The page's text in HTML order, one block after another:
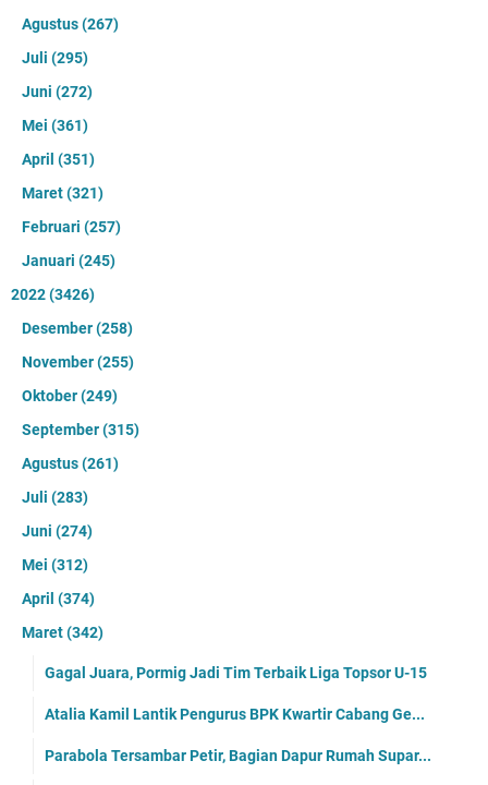
Agustus(267)
Juli (295)
Juni (272)
Mei (361)
April (351)
Maret(321)
Februari (257)
Januari (245)
2022(3426)
Desember(258)
November(255)
Oktober(249)
September(315)
Agustus(261)
Juli (283)
Juni (274)
Mei (312)
April (374)
Maret(342)
Gagal Juara, Pormig Jadi Tim Terbaik Liga Topsor U-15
Atalia Kamil Lantik Pengurus BPK Kwartir Cabang Ge...
Parabola Tersambar Petir, Bagian Dapur Rumah Supar...